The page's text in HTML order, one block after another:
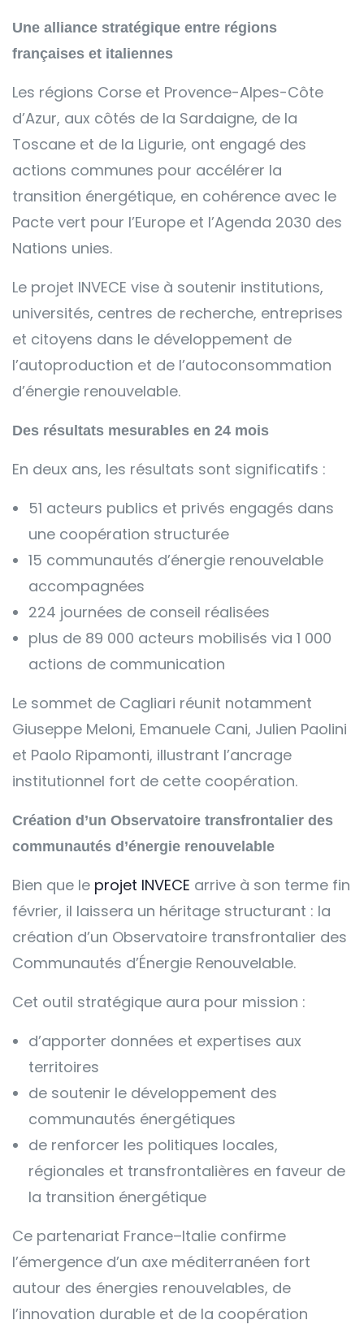
Une alliance stratégique entre régions
françaises et italiennes
Les régions Corse et Provence-Alpes-Côte
d’Azur, aux côtés de la Sardaigne, de la
Toscane et de la Ligurie, ont engagé des
actions communes pour accélérer la
transition énergétique, en cohérence avec le
Pacte vert pour l’Europe et l’Agenda 2030 des
Nations unies.
Le projet INVECE vise à soutenir institutions,
universités, centres de recherche, entreprises
et citoyens dans le développement de
l’autoproduction et de l’autoconsommation
d’énergie renouvelable.
Des résultats mesurables en 24 mois
En deux ans, les résultats sont significatifs :
51 acteurs publics et privés engagés dans
une coopération structurée
15 communautés d’énergie renouvelable
accompagnées
224 journées de conseil réalisées
plus de 89 000 acteurs mobilisés via 1 000
actions de communication
Le sommet de Cagliari réunit notamment
Giuseppe Meloni, Emanuele Cani, Julien Paolini
et Paolo Ripamonti, illustrant l’ancrage
institutionnel fort de cette coopération.
Création d’un Observatoire transfrontalier des
communautés d’énergie renouvelable
Bien que le projet INVECE arrive à son terme fin
février, il laissera un héritage structurant : la
création d’un Observatoire transfrontalier des
Communautés d’Énergie Renouvelable.
Cet outil stratégique aura pour mission :
d’apporter données et expertises aux
territoires
de soutenir le développement des
communautés énergétiques
de renforcer les politiques locales,
régionales et transfrontalières en faveur de
la transition énergétique
Ce partenariat France–Italie confirme
l’émergence d’un axe méditerranéen fort
autour des énergies renouvelables, de
l’innovation durable et de la coopération